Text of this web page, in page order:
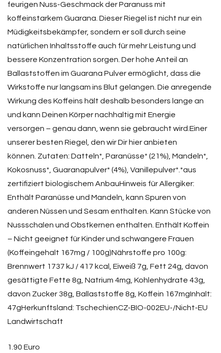
feurigen Nuss-Geschmack der Paranuss mit
koffeinstarkem Guarana. Dieser Riegel ist nicht nur ein
Müdigkeitsbekämpfer, sondern er soll durch seine
natürlichen Inhaltsstoffe auch für mehr Leistung und
bessere Konzentration sorgen. Der hohe Anteil an
Ballaststoffen im Guarana Pulver ermöglicht, dass die
Wirkstoffe nur langsam ins Blut gelangen. Die anregende
Wirkung des Koffeins hält deshalb besonders lange an
und kann Deinen Körper nachhaltig mit Energie
versorgen – genau dann, wenn sie gebraucht wird.Einer
unserer besten Riegel, den wir Dir hier anbieten
können. Zutaten: Datteln*, Paranüsse* (21%), Mandeln*,
Kokosnuss*, Guaranapulver* (4%), Vanillepulver*.*aus
zertifiziert biologischem AnbauHinweis für Allergiker:
Enthält Paranüsse und Mandeln, kann Spuren von
anderen Nüssen und Sesam enthalten. Kann Stücke von
Nussschalen und Obstkernen enthalten. Enthält Koffein
– Nicht geeignet für Kinder und schwangere Frauen
(Koffeingehalt 167mg / 100g)Nährstoffe pro 100g:
Brennwert 1737 kJ / 417 kcal, Eiweiß 7g, Fett 24g, davon
gesättigte Fette 8g, Natrium 4mg, Kohlenhydrate 43g,
davon Zucker 38g, Ballaststoffe 8g, Koffein 167mgInhalt:
47gHerkunftsland: TschechienCZ-BIO-002EU-/Nicht-EU
Landwirtschaft
1.90 Euro